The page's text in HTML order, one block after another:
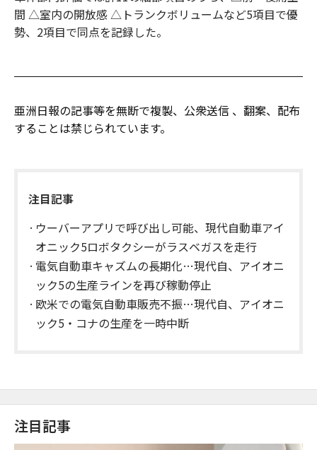
間 △室内の開放感 △トランクボリュームなど5項目で優
勢、2項目で同点を記録した。
亜洲日報の記事等を無断で複製、公衆送信 、翻案、配布
することは禁じられています。
注目記事
ウーバーアプリで呼び出し可能、現代自動車アイ
オニック5ロボタクシーがラスベガスを走行
電気自動車キャズムの長期化…現代自、アイオニ
ック5の生産ラインを再び稼動停止
欧米での電気自動車販売不振…現代自、アイオニ
ック5・コナの生産を一時中断
注目記事